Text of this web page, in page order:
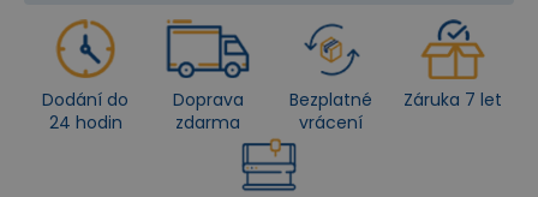
Dodání do
24 hodin
Doprava
zdarma
Bezplatné
vrácení
Záruka 7 let